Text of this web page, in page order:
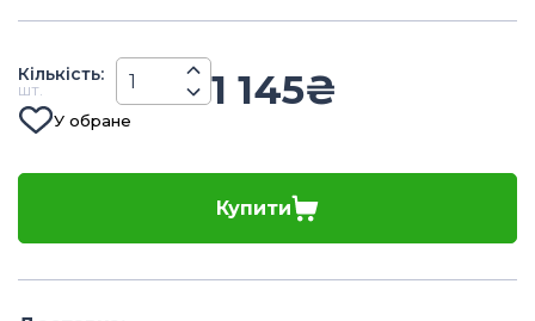
Кiлькiсть:
шт. 1 145₴
У обране
Купити